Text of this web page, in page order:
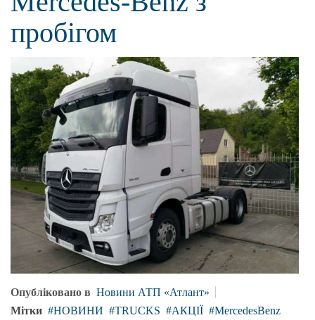
пробігом
Опубліковано в Новини АТП «Атлант»
Мітки
НОВИНИ TRUCKS АКЦІЇ MercedesBenz